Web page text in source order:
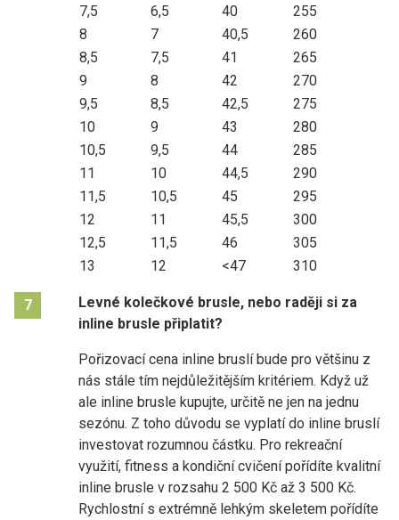
7,5
6,5 40
255
8
7 40,5
260
8,5
7,5 41
265
9
8 42
270
9,5
8,5 42,5
275
10
9 43
280
10,5
9,5 44
285
11
10 44,5
290
11,5
10,5 45
295
12
11 45,5
300
12,5
11,5 46
305
13
12 <47 310
7
Levné kolečkové brusle, nebo raději si za
inline brusle připlatit?
Pořizovací cena inline bruslí bude pro většinu z
nás stále tím nejdůležitějším kritériem. Když už
ale inline brusle kupujte, určitě ne jen na jednu
sezónu. Z toho důvodu se vyplatí do inline bruslí
investovat rozumnou částku. Pro rekreační
využití, fitness a kondiční cvičení pořídíte kvalitní
inline brusle v rozsahu 2 500 Kč až 3 500 Kč.
Rychlostní s extrémně lehkým skeletem pořídíte